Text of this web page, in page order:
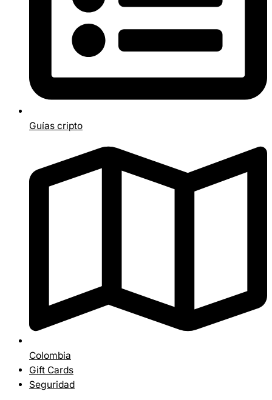
Guías cripto
Colombia
Gift Cards
Seguridad